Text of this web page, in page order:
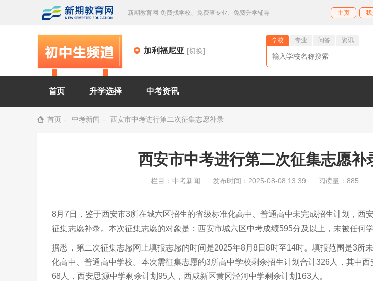
新期教育网-免费找学校、免费查专业、免费升学辅导 主页 我
加利福尼亚 [切换]
学校 专业 问答
资讯
首页 升学选择 中考资讯
首页 中考新闻 西安市中考进行第二次征集志愿补录
西安市中考进行第二次征集志愿补
栏目： 中考新闻 发布时间：2025-08-08 13:39 阅读量：885
8月7日，鉴于西安市3所在城六区招生的省级标准化高中、普通高中未完成招生计划，西
征集志愿补录。本次征集志愿的对象是：西安市城六区中考成绩595分及以上，未被任何学
据悉，第二次征集志愿网上填报志愿的时间是2025年8月8日8时至14时。填报范围是3所
化高中、普通高中学校。本次需征集志愿的3所高中学校剩余招生计划合计326人，其中西
68人，西安思源中学剩余计划95人，西咸新区黄冈泾河中学剩余计划163人。